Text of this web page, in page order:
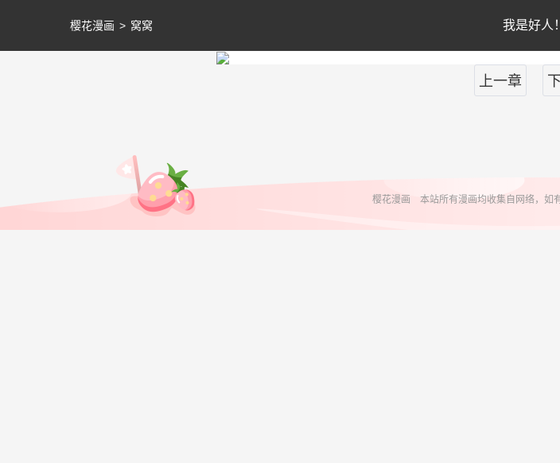
樱花漫画 > 窝窝 我是好人！
上一章
樱花漫画 本站所有漫画均收集自网络，如